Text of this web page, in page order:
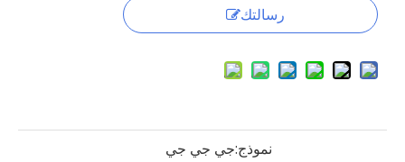
رسالتك
نموذج:جي جي جي